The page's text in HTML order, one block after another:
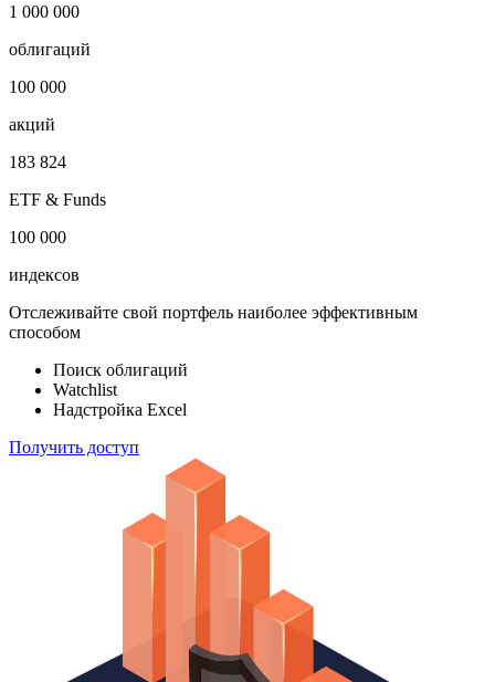
1 000 000
облигаций
100 000
акций
183 824
ETF & Funds
100 000
индексов
Отслеживайте свой портфель наиболее эффективным
способом
Поиск облигаций
Watchlist
Надстройка Excel
Получить доступ